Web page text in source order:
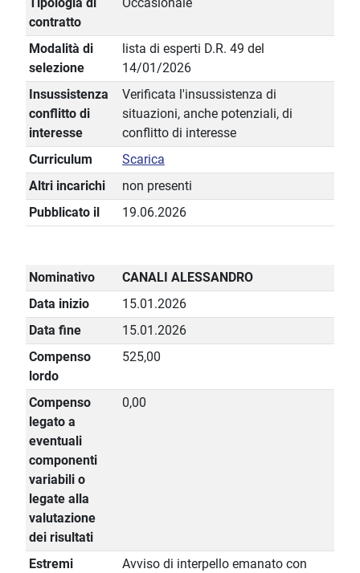
Tipologia di
contratto
Occasionale
Modalità di
selezione
lista di esperti D.R. 49 del
14/01/2026
Insussistenza
conflitto di
interesse
Verificata l'insussistenza di
situazioni, anche potenziali, di
conflitto di interesse
Curriculum
Scarica
Altri incarichi
non presenti
Pubblicato il
19.06.2026
Nominativo
CANALI ALESSANDRO
Data inizio
15.01.2026
Data fine
15.01.2026
Compenso
lordo
525,00
Compenso
legato a
eventuali
componenti
variabili o
legate alla
valutazione
dei risultati
0,00
Estremi
Avviso di interpello emanato con